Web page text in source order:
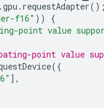
.gpu . requestAdapter
f16" ))
{
point value
point value
({
],